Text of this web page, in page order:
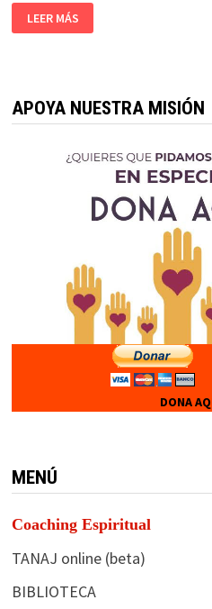
LEER MÁS
APOYA NUESTRA MISIÓN
DONA
MENÚ
Coaching Espiritual
TANAJ online (beta)
BIBLIOTECA